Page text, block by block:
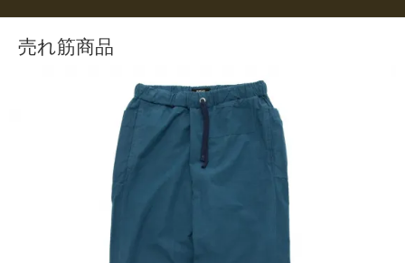
売れ筋商品